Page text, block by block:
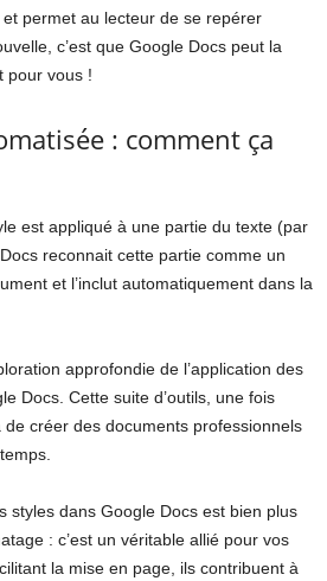
permet au lecteur de se repérer
c’est que Google Docs peut la
pour vous !
: comment ça
est appliqué à une partie du texte (par
reconnait cette partie comme un
et l’inclut automatiquement dans la
approfondie de l’application des
Docs. Cette suite d’outils, une fois
créer des documents professionnels
styles dans Google Docs est bien plus
: c’est un véritable allié pour vos
la mise en page, ils contribuent à